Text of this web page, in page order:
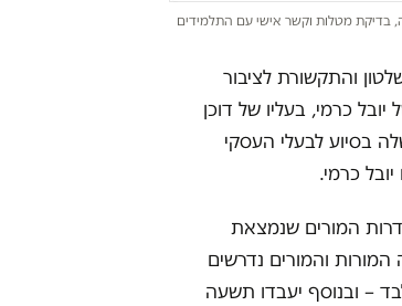
בדיקת מטלות וקשר אישי עם התלמידים
והתקשורת לציבור
כרמי, בעליו של דוכן
בסיוע לבעלי העסקי
כרמי.
המורים שנמצאת
והמורים נדרשים
זו יקבלו 50 אחוז שכר בלבד – ובנוסף יעבדו תשעה